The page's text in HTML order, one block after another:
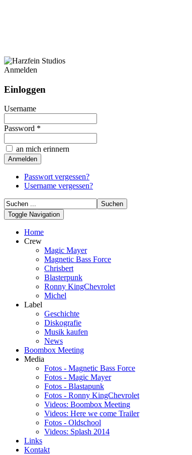
Anmelden
Einloggen
Username
Password *
an mich erinnern
Passwort vergessen?
Username vergessen?
Toggle Navigation
Home
Crew
Magic Mayer
Magnetic Bass Force
Chrisbert
Blasterpunk
Ronny KingChevrolet
Michel
Label
Geschichte
Diskografie
Musik kaufen
News
Boombox Meeting
Media
Fotos - Magnetic Bass Force
Fotos - Magic Mayer
Fotos - Blastapunk
Fotos - Ronny KingChevrolet
Videos: Boombox Meeting
Videos: Here we come Trailer
Fotos - Oldschool
Videos: Splash 2014
Links
Kontakt